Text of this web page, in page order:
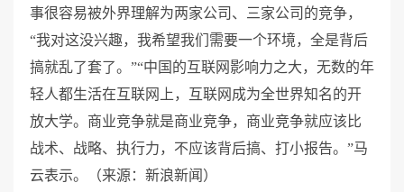
事很容易被外界理解为两家公司、三家公司的竞争，
“我对这没兴趣，我希望我们需要一个环境，全是背后
搞就乱了套了。”“中国的互联网影响力之大，无数的年
轻人都生活在互联网上，互联网成为全世界知名的开
放大学。商业竞争就是商业竞争，商业竞争就应该比
战术、战略、执行力，不应该背后搞、打小报告。”马
云表示。（来源：新浪新闻）